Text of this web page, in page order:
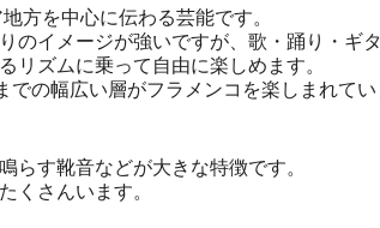
方を中心に伝わる芸能です。
のイメージが強いですが、歌・踊り・ギ
リズムに乗って自由に楽しめます。
の幅広い層がフラメンコを楽しまれてい
らす靴音などが大きな特徴です。
くさんいます。